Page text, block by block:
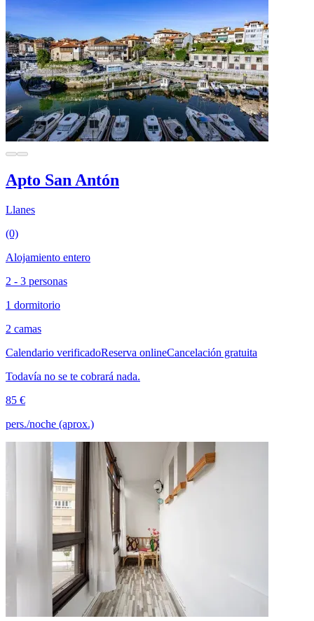
Apto San Antón
Llanes
(0)
Alojamiento entero
2 - 3 personas
1 dormitorio
2 camas
Calendario verificadoReserva onlineCancelación gratuita
Todavía no se te cobrará nada.
85 €
pers./noche (aprox.)